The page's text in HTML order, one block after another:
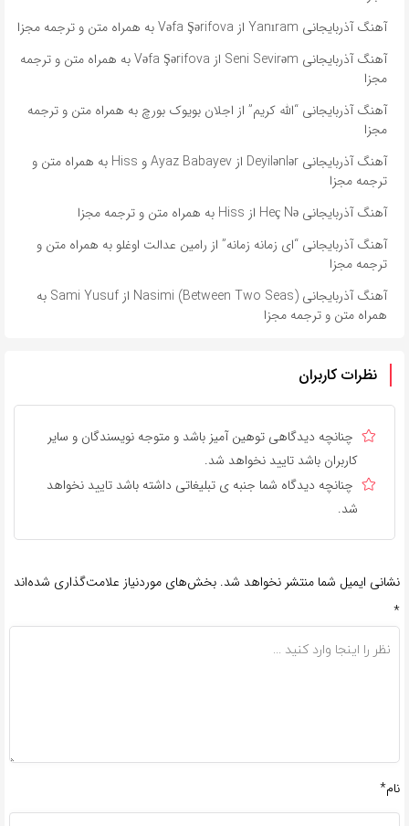
آهنگ آذربایجانی Yanıram از Vəfa Şərifova به همراه متن و ترجمه مجزا
آهنگ آذربایجانی Seni Sevirəm از Vəfa Şərifova به همراه متن و ترجمه
مجزا
آهنگ آذربایجانی “الله کریم” از اجلان بویوک بورچ به همراه متن و ترجمه
مجزا
آهنگ آذربایجانی Deyilənlər از Ayaz Babayev و Hiss به همراه متن و
ترجمه مجزا
آهنگ آذربایجانی Heç Nə از Hiss به همراه متن و ترجمه مجزا
آهنگ آذربایجانی “ای زمانه زمانه” از رامین عدالت اوغلو به همراه متن و
ترجمه مجزا
آهنگ آذربایجانی Nasimi (Between Two Seas) از Sami Yusuf به
همراه متن و ترجمه مجزا
نظرات کاربران
چنانچه دیدگاهی توهین آمیز باشد و متوجه نویسندگان و سایر
کاربران باشد تایید نخواهد شد.
چنانچه دیدگاه شما جنبه ی تبلیغاتی داشته باشد تایید نخواهد
شد.
نشانی ایمیل شما منتشر نخواهد شد. بخش‌های موردنیاز علامت‌گذاری شده‌اند
*
نام*